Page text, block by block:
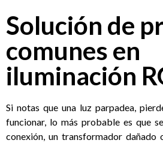
Solución de
comunes en
iluminación
Si notas que una luz parpadea,
funcionar, lo más probable es que
conexión, un transformador dañado